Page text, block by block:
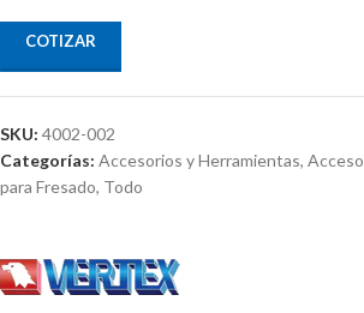
COTIZAR
SKU: 4002-002
Categorías: Accesorios y Herramientas,
para Fresado, Todo